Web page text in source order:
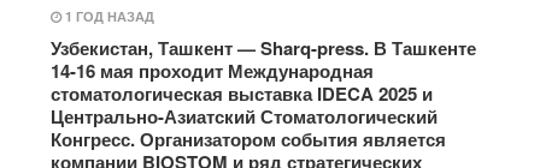
1 ГОД НАЗАД
Узбекистан, Ташкент — Sharq-press. В Ташкенте
14-16 мая проходит Международная
стоматологическая выставка IDECA 2025 и
Центрально-Азиатский Стоматологический
Конгресс. Организатором события является
компании BIOSTOM и ряд стратегических